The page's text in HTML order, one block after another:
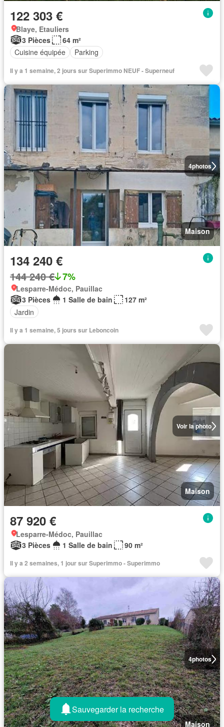
122 303 €
Blaye, Etauliers
3 Pièces
64 m²
Cuisine équipée
Parking
Il y a 1 semaine, 2 jours sur Superimmo NEUF - Superneuf
4photos
Maison
134 240 €
144 240 € 7%
Lesparre-Médoc, Pauillac
3 Pièces
1 Salle de bain
127 m²
Jardin
Il y a 1 semaine, 5 jours sur Leboncoin
Voir la photo
Maison
87 920 €
Lesparre-Médoc, Pauillac
3 Pièces
1 Salle de bain 90 m²
Il y a 2 semaines, 1 jour sur Superimmo - Superimmo
4photos
Maison
Sauvegarder la recherche